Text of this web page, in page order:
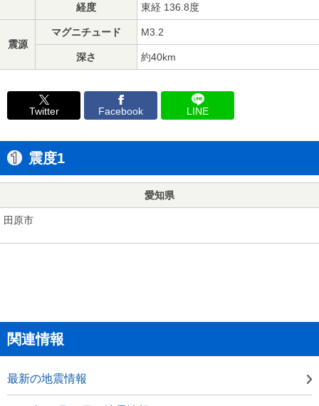
経度 東経 136.8度
震源
マグニチュード M3.2
深さ 約40km
Twitter Facebook LINE
震度1
愛知県
田原市
関連情報
最新の地震情報